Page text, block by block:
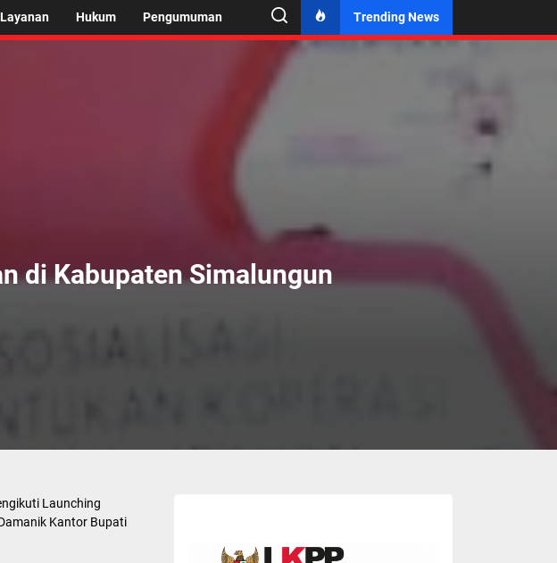
Layanan Hukum Pengumuman Trending News
di Kabupaten Simalungun
Launching
Kantor Bupati